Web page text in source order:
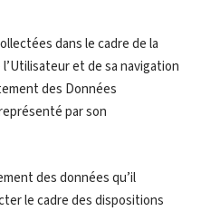
dans le cadre de la
et de sa navigation
des Données
par son
des données qu’il
le cadre des dispositions